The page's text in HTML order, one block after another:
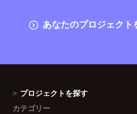
あなたのプロジェクト
プロジェクトを探す
カテゴリー